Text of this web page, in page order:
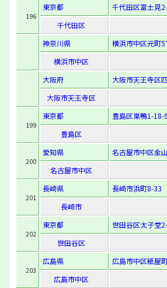
196
東京都
千代田区富士見
千代田区
神奈川県
横浜市中区元町
横浜市中区
大阪府
大阪市天王寺区
大阪市天王寺区
199
東京都
豊島区巣鴨1-18-
豊島区
200
愛知県
名古屋市中区金
名古屋市中区
201
長崎県
長崎市浜町8-33
長崎市
202
東京都
世田谷区太子堂
世田谷区
203
広島県
広島市中区紙屋
広島市中区